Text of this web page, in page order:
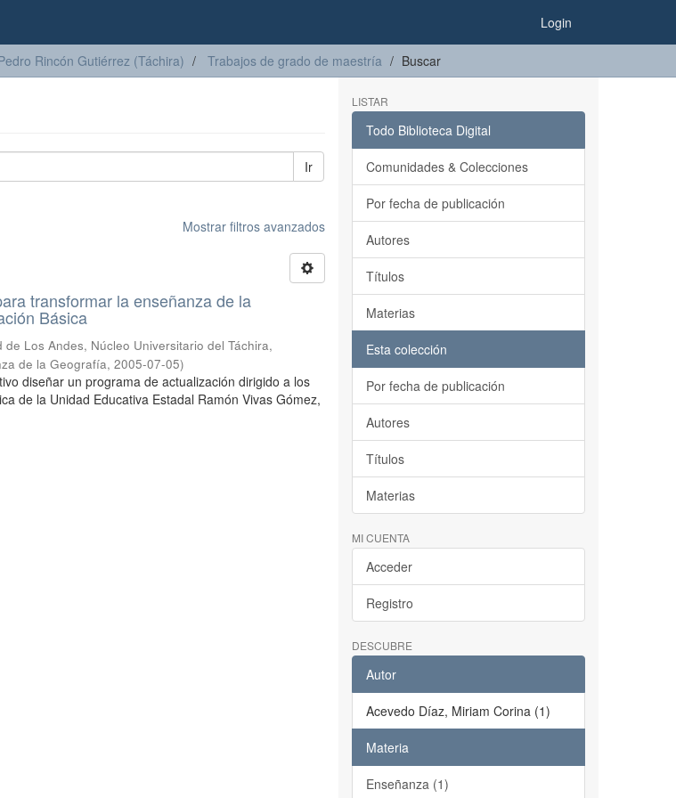
Login
Rincón Gutiérrez (Táchira) Trabajos de grado de maestría Buscar
Ir
Mostrar filtros avanzados
transformar la enseñanza de la
Básica
de Los Andes, Núcleo Universitario del Táchira,
de la Geografía,2005-07-05)
diseñar un programa de actualización dirigido a los
de la Unidad Educativa Estadal Ramón Vivas Gómez,
LISTAR
Todo Biblioteca Digital
Comunidades & Colecciones
Por fecha de publicación
Autores
Títulos
Materias
Esta colección
Por fecha de publicación
Autores
Títulos
Materias
MI CUENTA
Acceder
Registro
DESCUBRE
Autor
Acevedo Díaz, Miriam Corina (1)
Materia
Enseñanza (1)